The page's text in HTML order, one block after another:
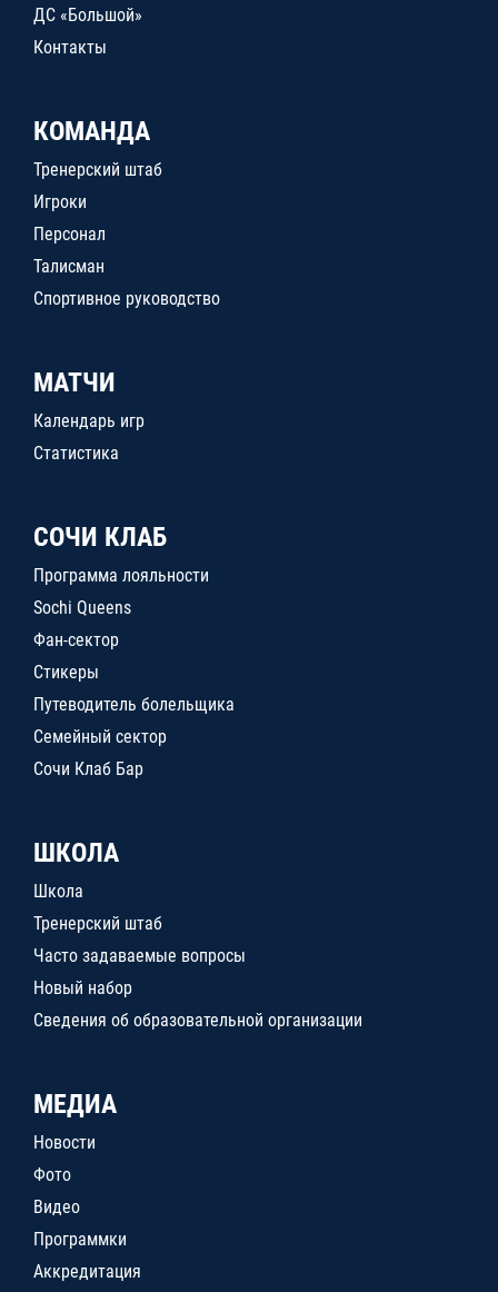
ДС «Большой»
Контакты
КОМАНДА
Тренерский штаб
Игроки
Персонал
Талисман
Спортивное руководство
МАТЧИ
Календарь игр
Статистика
СОЧИ КЛАБ
Программа лояльности
Sochi Queens
Фан-сектор
Стикеры
Путеводитель болельщика
Семейный сектор
Сочи Клаб Бар
ШКОЛА
Школа
Тренерский штаб
Часто задаваемые вопросы
Новый набор
Сведения об образовательной организации
МЕДИА
Новости
Фото
Видео
Программки
Аккредитация